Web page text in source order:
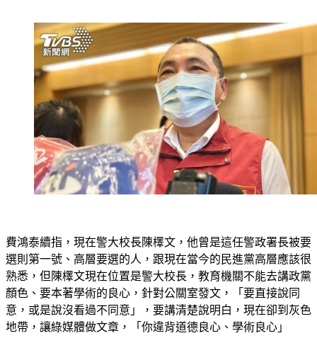
費鴻泰續指，現在警大校長陳檡文，他曾是這任警政署長被要
選則第一號、高層要選的人，跟現在當今的民進黨高層應該很
熟悉，但陳檡文現在位置是警大校長，教育機關不能去講政黨
顏色、要本著學術的良心，針對公關室發文，「要直接說同
意，或是說沒看過不同意」，要講清楚說明白，現在卻到灰色
地帶，讓綠媒體做文章，「你違背道德良心、學術良心」